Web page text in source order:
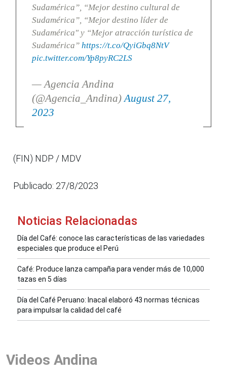
Sudamérica”, “Mejor destino cultural de
Sudamérica”, “Mejor destino líder de
Sudamérica" y “Mejor atracción turística de
Sudamérica” https://t.co/QyiGbq8NtV
pic.twitter.com/Yp8pyRC2LS
— Agencia Andina
(@Agencia_Andina) August 27,
2023
(FIN) NDP / MDV
Publicado: 27/8/2023
Noticias Relacionadas
Día del Café: conoce las características de las variedades
especiales que produce el Perú
Café: Produce lanza campaña para vender más de 10,000
tazas en 5 días
Día del Café Peruano: Inacal elaboró 43 normas técnicas
para impulsar la calidad del café
Videos Andina